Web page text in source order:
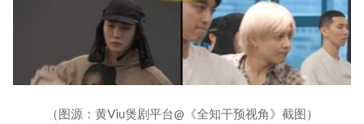
（图源：黄Viu煲剧平台@《全知干预视角》截图）